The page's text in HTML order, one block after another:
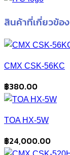
สินค้าที่เกี่ยวข้อง
CMX CSK-56KC
฿380.00
TOA HX-5W
฿24,000.00